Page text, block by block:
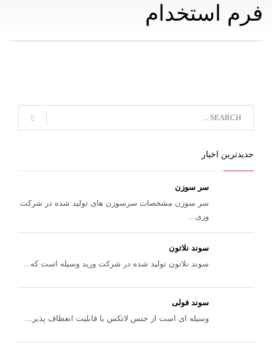
فرم استخدام
جدیدترین اخبار
سر سوزن
سر سوزن مشخصات سرسوزن های تولید شده در شرکت
وری...
سوند نلاتون
سوند نلاتون تولید شده در شرکت ورید وسیله است که...
سوند فولی
وسیله ای است از جنس لاتکس با قابلیت انعطاف پذیر...